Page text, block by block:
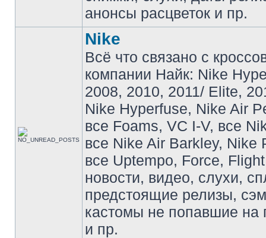
анонсы расцветок и пр.
Nike
Всё что связано с
компании Найк: Nike
2008, 2010, 2011/ Elite,
Nike Hyperfuse, Nike Air
все Foams, VC I-V, все
все Nike Air Barkley, Nike
все Uptempo, Force,
новости, видео, слухи,
предстоящие релизы,
кастомы не попавшие на
и пр.